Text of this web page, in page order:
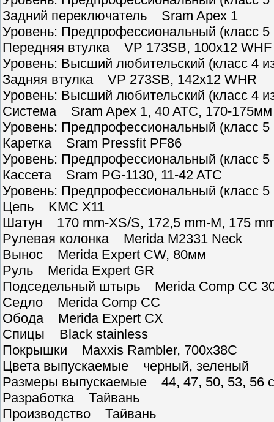
Задний переключатель Sram Apex 1
Уровень: Предпрофессиональный (класс 5
Передняя втулка VP 173SB, 100x12 WHF
Уровень: Высший любительский (класс 4
Задняя втулка VP 273SB, 142x12 WHR
Уровень: Высший любительский (класс 4
Система Sram Apex 1, 40 ATC, 170-175мм
Уровень: Предпрофессиональный (класс 5
Каретка Sram Pressfit PF86
Уровень: Предпрофессиональный (класс 5
Кассета Sram PG-1130, 11-42 ATC
Уровень: Предпрофессиональный (класс 5
Цепь KMC X11
Шатун 170 mm-XS/S, 172,5 mm-M, 175
Рулевая колонка Merida M2331 Neck
Вынос Merida Expert CW, 80мм
Руль Merida Expert GR
Подседельный штырь Merida Comp CC
Седло Merida Comp CC
Обода Merida Expert CX
Спицы Black stainless
Покрышки Maxxis Rambler, 700x38C
Цвета выпускаемые черный, зеленый
Размеры выпускаемые 44, 47, 50, 53, 56
Разработка Тайвань
Производство Тайвань